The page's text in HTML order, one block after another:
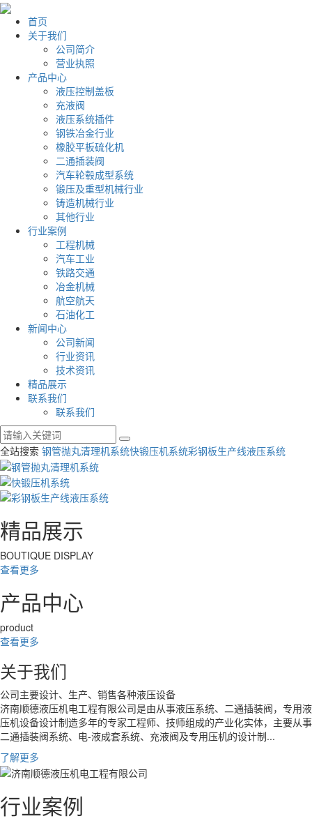
首页
关于我们
公司简介
营业执照
产品中心
液压控制盖板
充液阀
液压系统插件
钢铁冶金行业
橡胶平板硫化机
二通插装阀
汽车轮毂成型系统
锻压及重型机械行业
铸造机械行业
其他行业
行业案例
工程机械
汽车工业
铁路交通
冶金机械
航空航天
石油化工
新闻中心
公司新闻
行业资讯
技术资讯
精品展示
联系我们
联系我们
全站搜索 钢管抛丸清理机系统快锻压机系统彩钢板生产线液压系统
精品展示
BOUTIQUE DISPLAY
查看更多
产品中心
product
查看更多
关于我们
公司主要设计、生产、销售各种液压设备
济南顺德液压机电工程有限公司是由从事液压系统、二通插装阀，专用液
压机设备设计制造多年的专家工程师、技师组成的产业化实体，主要从事
二通插装阀系统、电-液成套系统、充液阀及专用压机的设计制...
了解更多
行业案例